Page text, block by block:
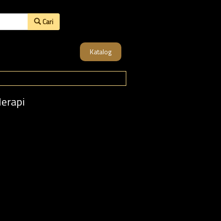
Cari
Katalog